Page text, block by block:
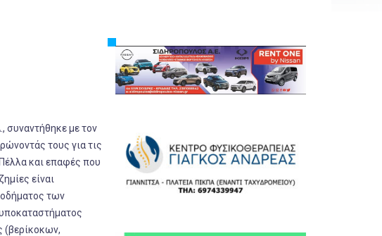
συναντήθηκε με τον
τους για τις
και επαφές που
είναι
των
(βερίκοκων,
Κόσμος
Τοπικά
Πολιτική
Αθλητικά